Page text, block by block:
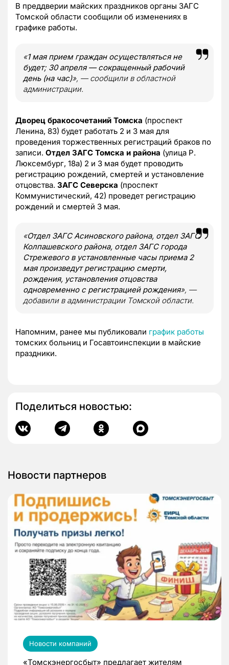
В преддверии майских праздников органы ЗАГС
Томской области сообщили об изменениях в
графике работы.
«1 мая прием граждан осуществляться не
будет; 30 апреля — сокращенный рабочий
день (на час)», — сообщили в областной
администрации.
Дворец бракосочетаний Томска (проспект
Ленина, 83) будет работать 2 и 3 мая для
проведения торжественных регистраций браков по
записи. Отдел ЗАГС Томска и района (улица Р.
Люксембург, 18а) 2 и 3 мая будет проводить
регистрацию рождений, смертей и установление
отцовства. ЗАГС Северска (проспект
Коммунистический, 42) проведет регистрацию
рождений и смертей 3 мая.
«Отдел ЗАГС Асиновского района, отдел ЗАГС
Колпашевского района, отдел ЗАГС города
Стрежевого в установленные часы приема 2
мая произведут регистрацию смерти,
рождения, установления отцовства
одновременно с регистрацией рождения», —
добавили в администрации Томской области.
Напомним, ранее мы публиковали график работы
томских больниц и Госавтоинспекции в майские
праздники.
Поделиться новостью:
Новости партнеров
Новости компаний
«Томскэнергосбыт» предлагает жителям